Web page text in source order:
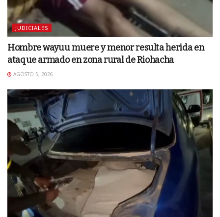
JUDICIALES
Hombre wayuu muere y menor resulta herida en
ataque armado en zona rural de Riohacha
AGOSTO 5, 2026